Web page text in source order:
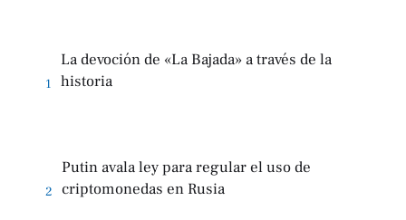
1
La devoción de «La Bajada» a través de la
historia
2
Putin avala ley para regular el uso de
criptomonedas en Rusia